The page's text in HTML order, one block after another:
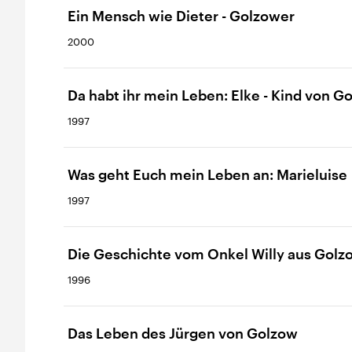
Ein Mensch wie Dieter - Golzower
2000
Da habt ihr mein Leben: Elke - Kind von
1997
Was geht Euch mein Leben an: Marieluise
1997
Die Geschichte vom Onkel Willy aus
1996
Das Leben des Jürgen von Golzow